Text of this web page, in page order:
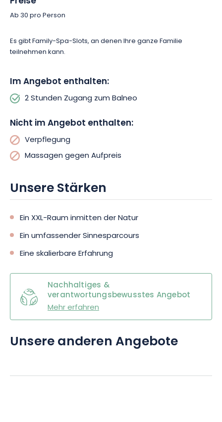
Gönnen Sie sich eine revitalisierende Pause im Deep Nature
Spa von Center Parcs Les Trois Forêts und lassen Sie sich von
Universum, das der Entspannung und dem Auftanken
Ab 30 pro Person
Es gibt Family-Spa-Slots, an denen Ihre ganze Familie
teilnehmen kann.
Im Angebot enthalten:
2 Stunden Zugang zum Balneo
Nicht im Angebot enthalten:
Verpflegung
Massagen gegen Aufpreis
Unsere Stärken
Ein XXL-Raum inmitten der Natur
Ein umfassender Sinnesparcours
Eine skalierbare Erfahrung
Nachhaltiges &
verantwortungsbewusstes Angebot
Mehr erfahren
Unsere anderen Angebote